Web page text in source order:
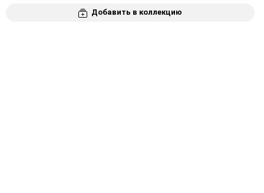
Добавить в коллекцию